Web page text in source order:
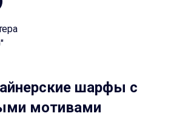
шарфы с
мотивами